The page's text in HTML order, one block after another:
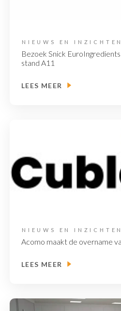
NIEUWS EN INZICHTEN
Bezoek Snick
stand A11
LEES MEER
NIEUWS EN INZICHTEN
Acomo maakt de overname
LEES MEER